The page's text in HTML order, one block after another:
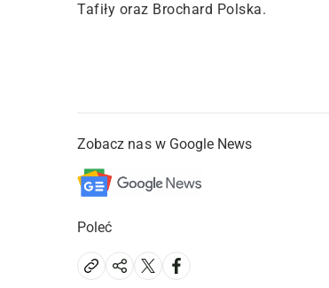
Tafiły oraz Brochard Polska.
Zobacz nas w Google News
Poleć